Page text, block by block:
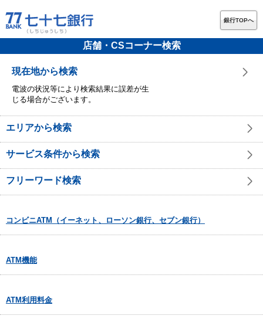
銀行TOPへ
店舗・CSコーナー検索
現在地から検索
電波の状況等により検索結果に誤差が生
じる場合がございます。
エリアから検索
サービス条件から検索
フリーワード検索
コンビニATM（イーネット、ローソン銀行、セブン銀行）
ATM機能
ATM利用料金